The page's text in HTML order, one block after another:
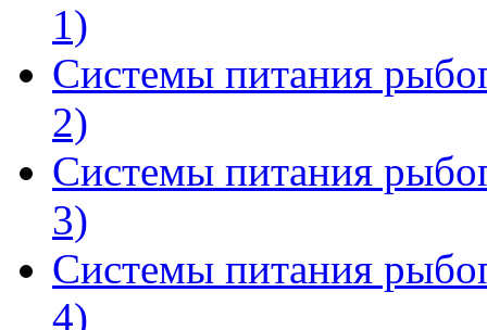
1)
Системы питания
2)
Системы питания
3)
Системы питания
4)